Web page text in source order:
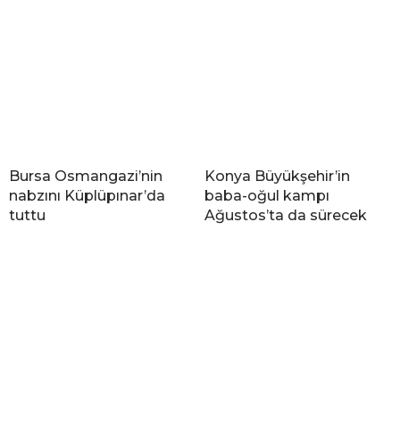
Bursa Osmangazi’nin
nabzını Küplüpınar’da
tuttu
Konya Büyükşehir’in
baba-oğul kampı
Ağustos’ta da sürecek